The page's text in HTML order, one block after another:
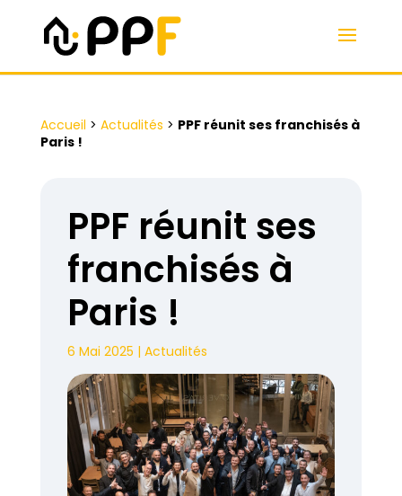
Accueil > Actualités > PPF réunit ses franchisés à
Paris !
PPF réunit ses
franchisés à
Paris !
6 Mai 2025 | Actualités